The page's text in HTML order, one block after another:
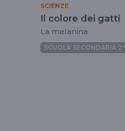
SCIENZE
Il colore dei gatti
La melanina
SCUOLA SECONDARIA 2°